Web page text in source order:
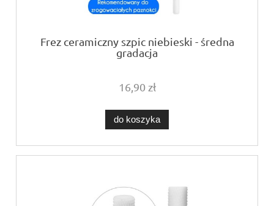
Frez ceramiczny szpic niebieski - średna
gradacja
16,90 zł
do koszyka